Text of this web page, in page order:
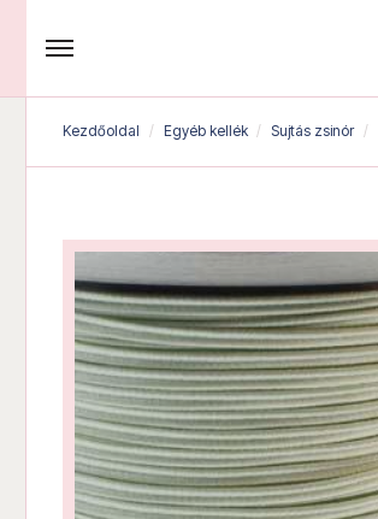
Kezdőoldal Egyéb kellék Sujtás zsinór